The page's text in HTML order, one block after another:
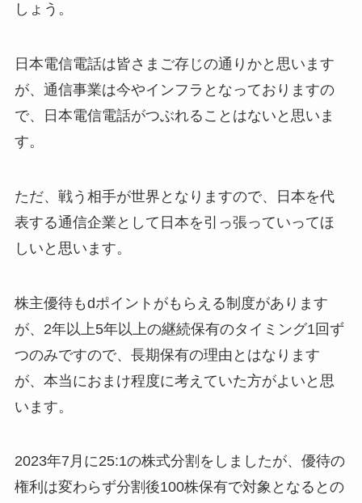
しょう。
日本電信電話は皆さまご存じの通りかと思います
が、通信事業は今やインフラとなっておりますの
で、日本電信電話がつぶれることはないと思いま
す。
ただ、戦う相手が世界となりますので、日本を代
表する通信企業として日本を引っ張っていってほ
しいと思います。
株主優待もdポイントがもらえる制度があります
が、2年以上5年以上の継続保有のタイミング1回ず
つのみですので、長期保有の理由とはなります
が、本当におまけ程度に考えていた方がよいと思
います。
2023年7月に25:1の株式分割をしましたが、優待の
権利は変わらず分割後100株保有で対象となるとの